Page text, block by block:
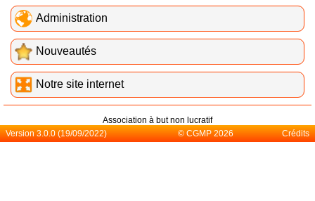
Administration
Nouveautés
Notre site internet
Association à but non lucratif
Version 3.0.0 (19/09/2022)
© CGMP 2026 Crédits